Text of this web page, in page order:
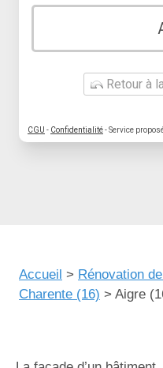
Retour à
CGU - Confidentialité- Service
Accueil > Rénovation
Charente (16) > Aigre